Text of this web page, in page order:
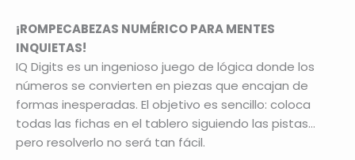
¡ROMPECABEZAS NUMÉRICO PARA MENTES
INQUIETAS!
IQ Digits es un ingenioso juego de lógica donde los
números se convierten en piezas que encajan de
formas inesperadas. El objetivo es sencillo: coloca
todas las fichas en el tablero siguiendo las pistas…
pero resolverlo no será tan fácil.